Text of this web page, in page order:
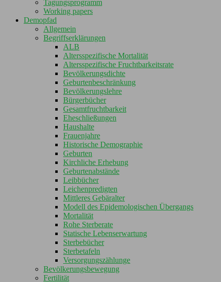
Tagungsprogramm
Working papers
Demopfad
Allgemein
Begriffserklärungen
ALB
Altersspezifische Mortalität
Altersspezifische Fruchtbarkeitsrate
Bevölkerungsdichte
Geburtenbeschränkung
Bevölkerungslehre
Bürgerbücher
Gesamtfruchtbarkeit
Eheschließungen
Haushalte
Frauenjahre
Historische Demographie
Geburten
Kirchliche Erhebung
Geburtenabstände
Leibbücher
Leichenpredigten
Mittleres Gebäralter
Modell des Epidemologischen Übergangs
Mortalität
Rohe Sterberate
Statische Lebenserwartung
Sterbebücher
Sterbetafeln
Versorgungszählunge
Bevölkerungsbewegung
Fertilität